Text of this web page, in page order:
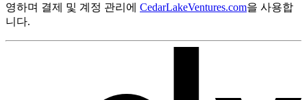
영하며 결제 및 계정 관리에 CedarLakeVentures.com을 사용합
니다.